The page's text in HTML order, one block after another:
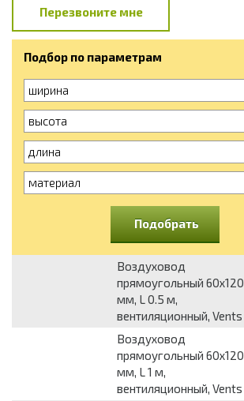
Перезвоните мне
Подбор по параметрам
ширина
высота
длина
материал
Подобрать
Воздуховод
прямоугольный 60x120
мм, L 0.5 м,
вентиляционный, Vents
Воздуховод
прямоугольный 60x120
мм, L 1 м,
вентиляционный, Vents